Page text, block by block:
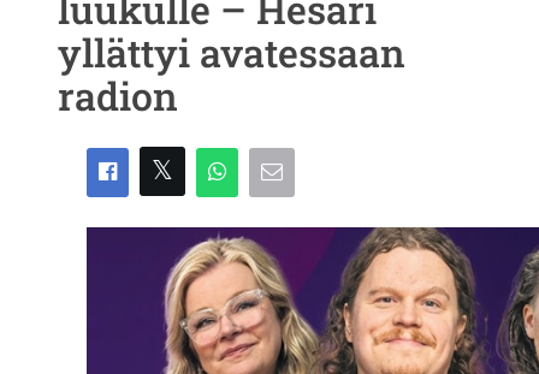
yllättyi avatessaan
radion